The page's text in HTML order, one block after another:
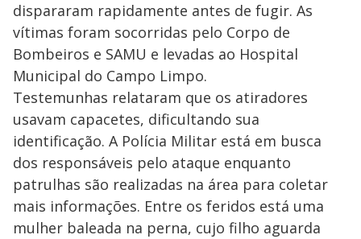
dispararam rapidamente antes de fugir. As
vítimas foram socorridas pelo Corpo de
Bombeiros e SAMU e levadas ao Hospital
Municipal do Campo Limpo.
Testemunhas relataram que os atiradores
usavam capacetes, dificultando sua
identificação. A Polícia Militar está em busca
dos responsáveis pelo ataque enquanto
patrulhas são realizadas na área para coletar
mais informações. Entre os feridos está uma
mulher baleada na perna, cujo filho aguarda